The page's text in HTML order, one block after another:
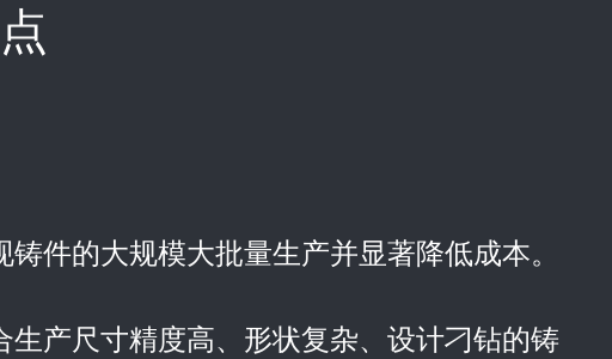
件的大规模大批量生产并显著降低成本。
产尺寸精度高、形状复杂、设计刁钻的铸